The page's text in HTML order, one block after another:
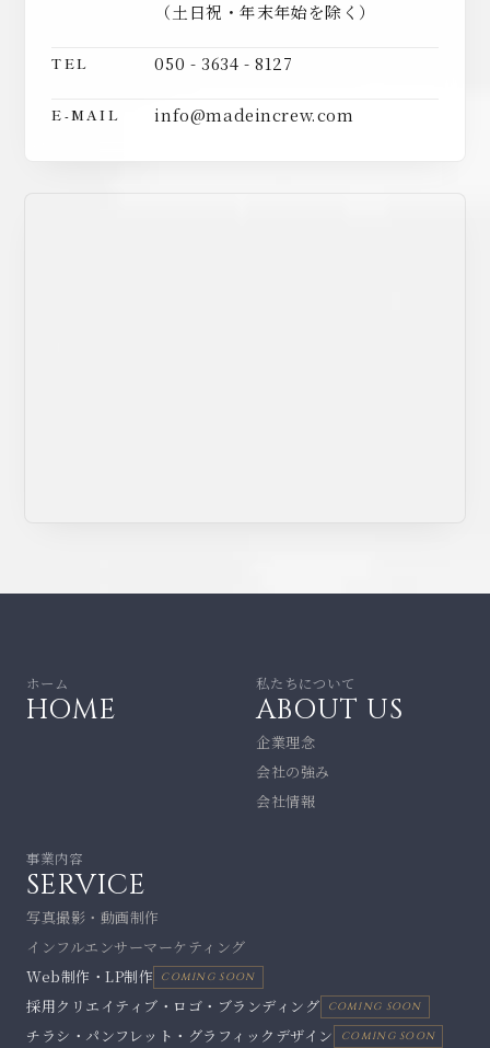
（土日祝・年末年始を除く）
TEL 050 - 3634 - 8127
E-MAIL info@madeincrew.com
ホーム
HOME
私たちについて
ABOUT US
企業理念
会社の強み
会社情報
事業内容
SERVICE
写真撮影・動画制作
インフルエンサーマーケティング
Web制作・LP制作
COMING SOON
採用クリエイティブ・ロゴ・ブランディング COMING SOON
チラシ・パンフレット・グラフィックデザイン COMING SOON